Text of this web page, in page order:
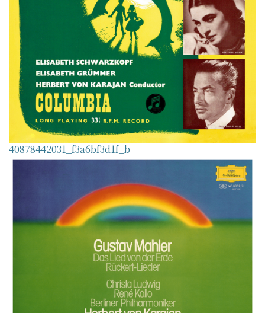
40878442031_f3a6bf3d1f_b